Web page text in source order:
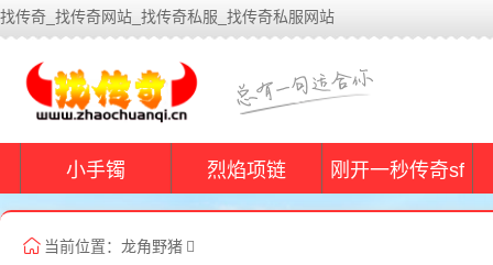
找传奇_找传奇网站_找传奇私服_找传奇私服网站
小手镯 烈焰项链 刚开一秒传奇sf
当前位置： 龙角野猪